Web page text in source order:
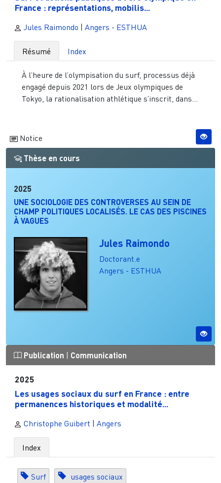
France : représentations, mobilis...
Jules Raimondo | Angers - ESTHUA
Résumé Index
À l’heure de l’olympisation du surf, processus déjà
engagé depuis 2021 lors de Jeux olympiques de
Tokyo, la rationalisation athlétique s’inscrit, dans...
Notice
Thèse en cours
2025
UNE SOCIOLOGIE DES CONTROVERSES AU SEIN DE
CHAMP POLITIQUES LOCALISÉS. LE CAS DES PISCINES
À VAGUES
Jules Raimondo
Doctorant.e
Angers - ESTHUA
Publication | Communication
2025
Les usages sociaux du surf en France : entre
permanences historiques et modalité...
Christophe Guibert Angers
Index
Surf usages sociaux